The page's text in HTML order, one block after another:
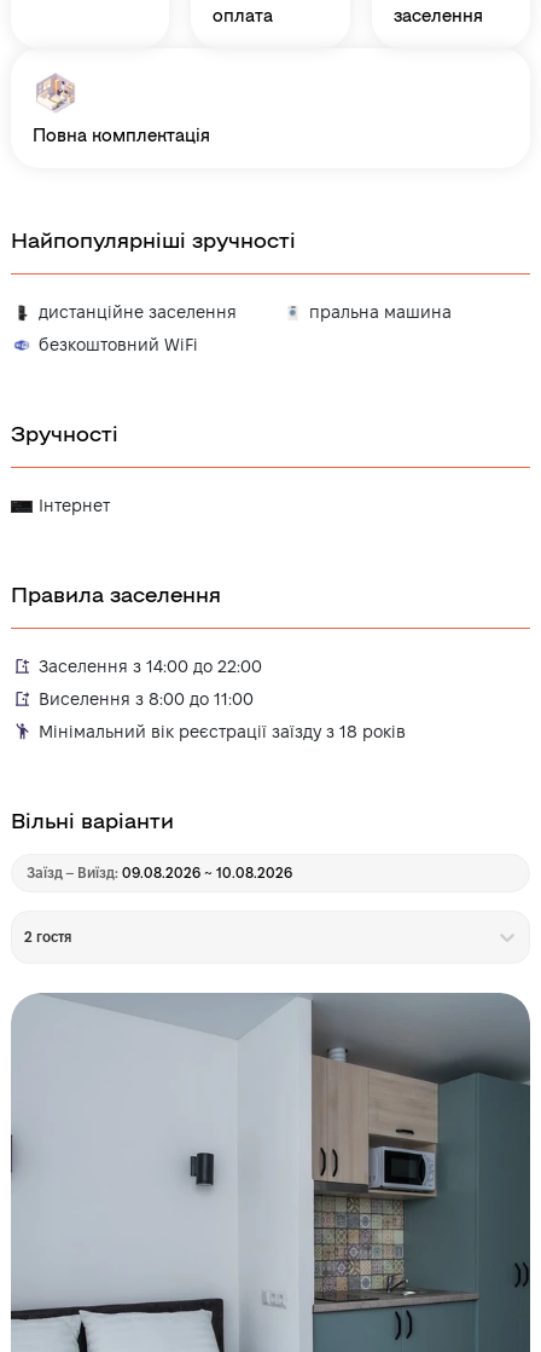
оплата
заселення
повна комплектація
Найпопулярніші зручності
дистанційне заселення
безкоштовний WiFi
пральна машина
Зручності
Інтернет
Правила заселення
Заселення з 14:00 до 22:00
Виселення з 8:00 до 11:00
Мінімальний вік реєстрації заїзду з 18 років
Вільні варіанти
Заїзд – Виїзд: 09.08.2026 ~ 10.08.2026
2 гостя